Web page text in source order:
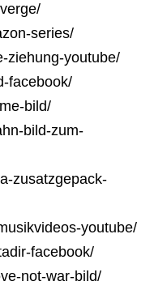
series/
ziehung-youtube/
facebook/
bild/
bild-zum-
zusatzgepack-
youtube/
facebook/
not-war-bild/